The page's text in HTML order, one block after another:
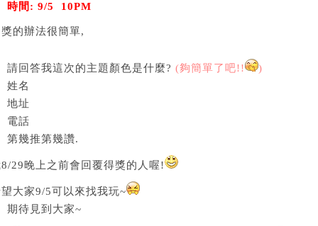
時間: 9/5 10PM
的辦法很簡單,
請回答我這次的主題顏色是什麼? (夠簡單了吧!!
)
姓名
地址
電話
第幾推第幾讚.
29晚上之前會回覆得獎的人喔!
大家9/5可以來找我玩~
期待見到大家~